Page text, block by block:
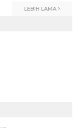
LEBIH LAMA